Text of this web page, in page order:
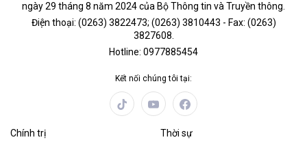
ngày 29 tháng 8 năm 2024 của Bộ Thông tin và Truyền thông.
Điện thoại: (0263) 3822473; (0263) 3810443 - Fax: (0263)
3827608.
Hotline: 0977885454
Kết nối chúng tôi tại:
Chính trị Thời sự